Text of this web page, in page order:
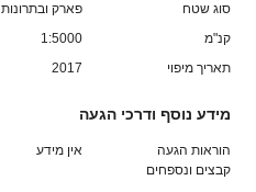
סוג שטח
פארק ובתרונות
קנ"מ
1:5000
תאריך מיפוי
2017
מידע נוסף ודרכי הגעה
הוראות הגעה
אין מידע
קבצים ונספחים